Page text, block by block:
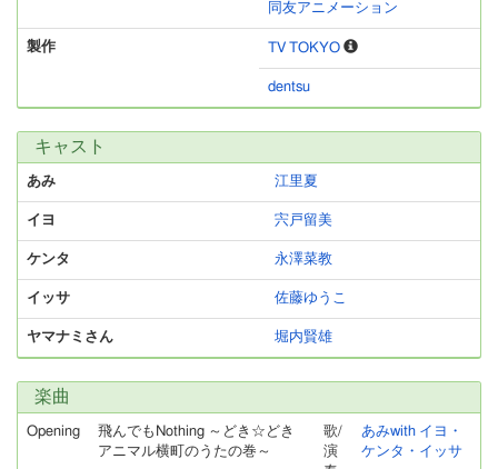
同友アニメーション
製作 TV TOKYO
dentsu
キャスト
あみ 江里夏
イヨ 宍戸留美
ケンタ 永澤菜教
イッサ 佐藤ゆうこ
ヤマナミさん 堀内賢雄
楽曲
Opening
飛んでもNothing ～どき☆どき
アニマル横町のうたの巻～
歌/
演
あみwith イヨ・
ケンタ・イッサ